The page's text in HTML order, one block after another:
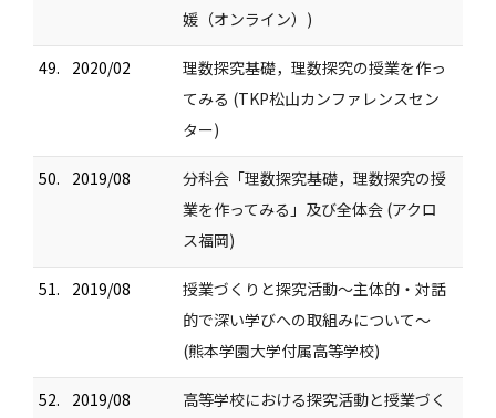
媛（オンライン）)
49. 2020/02
理数探究基礎，理数探究の授業を作っ
てみる (TKP松山カンファレンスセン
ター)
50. 2019/08
分科会「理数探究基礎，理数探究の授
業を作ってみる」及び全体会 (アクロ
ス福岡)
51. 2019/08
授業づくりと探究活動～主体的・対話
的で深い学びへの取組みについて～
(熊本学園大学付属高等学校)
52. 2019/08
高等学校における探究活動と授業づく